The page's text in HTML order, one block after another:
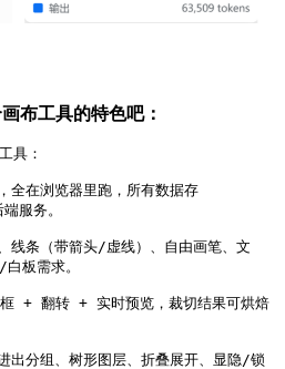
布工具的特色吧：
具：
在浏览器里跑，所有数据存
服务。
条（带箭头/虚线）、自由画笔、文
板需求。
+ 翻转 + 实时预览，裁切结果可烘焙
出分组、树形图层、折叠展开、显隐/锁